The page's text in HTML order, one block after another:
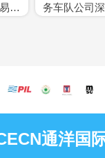
2022
领先!
提供储存
通洋国